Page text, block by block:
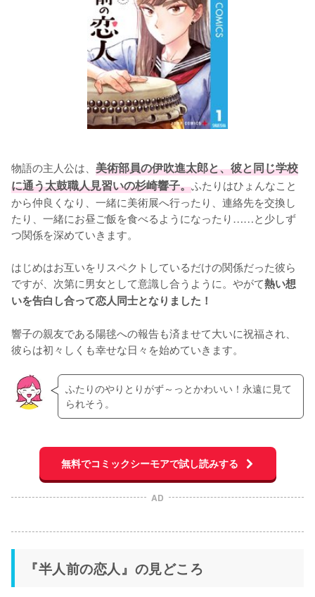
物語の主人公は、 美術部員の伊吹進太郎と、彼と同じ学校
に通う太鼓職人見習いの杉崎響子。ふたりはひょんなこと
から仲良くなり、一緒に美術展へ行ったり、連絡先を交換し
たり、一緒にお昼ご飯を食べるようになったり……と少しず
つ関係を深めていきます。
はじめはお互いをリスペクトしているだけの関係だった彼ら
ですが、次第に男女として意識し合うように。やがて熱い想
いを告白し合って恋人同士となりました！
響子の親友である陽毬への報告も済ませて大いに祝福され、
彼らは初々しくも幸せな日々を始めていきます。
ふたりのやりとりがず～っとかわいい！永遠に見て
られそう。
無料でコミックシーモアで試し読みする
AD
『半人前の恋人』の見どころ